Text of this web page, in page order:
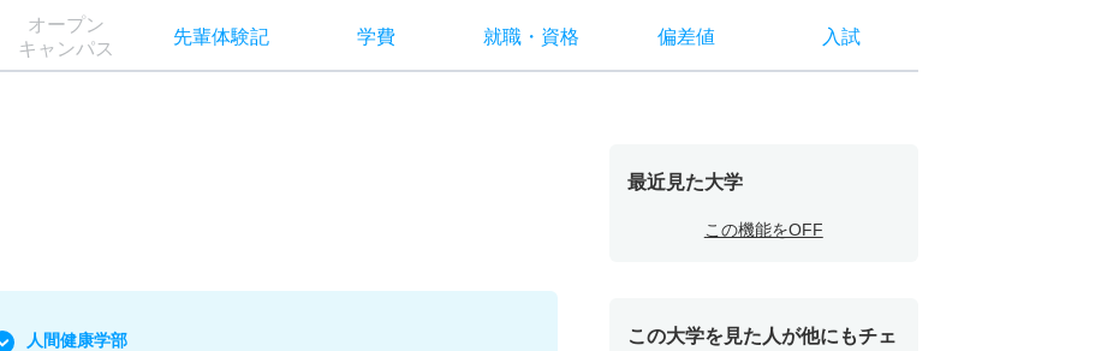
オープン
キャンパス
先輩体験記 学費 就職・ 資格 偏差値 入試
人間健康学部
最近見た大学
この機能をOFF
この大学を見た人が他にもチェ